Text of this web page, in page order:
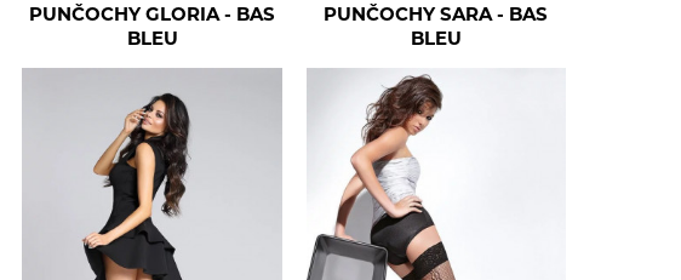
PUNČOCHY GLORIA - BAS
BLEU
PUNČOCHY SARA - BAS
BLEU